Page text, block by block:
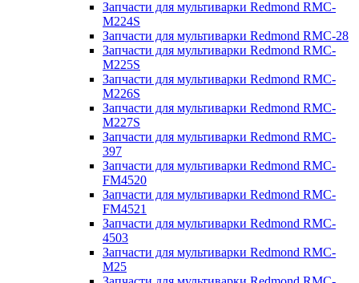
Запчасти для мультиварки Redmond RMC-
M224S
Запчасти для мультиварки Redmond RMC-28
Запчасти для мультиварки Redmond RMC-
M225S
Запчасти для мультиварки Redmond RMC-
M226S
Запчасти для мультиварки Redmond RMC-
M227S
Запчасти для мультиварки Redmond RMC-
397
Запчасти для мультиварки Redmond RMC-
FM4520
Запчасти для мультиварки Redmond RMC-
FM4521
Запчасти для мультиварки Redmond RMC-
4503
Запчасти для мультиварки Redmond RMC-
M25